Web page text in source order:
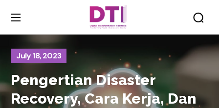
July 18, 2023
Pengertian Disaster
Recovery, Cara Kerja, Dan